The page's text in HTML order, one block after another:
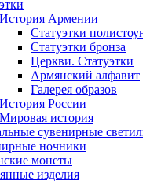
История Армении
Статуэтки
Статуэтки бронза
Церкви. Статуэтки
Армянский алфавит
Галерея образов
История России
Мировая история
сувенирные
ночники
монеты
изделия